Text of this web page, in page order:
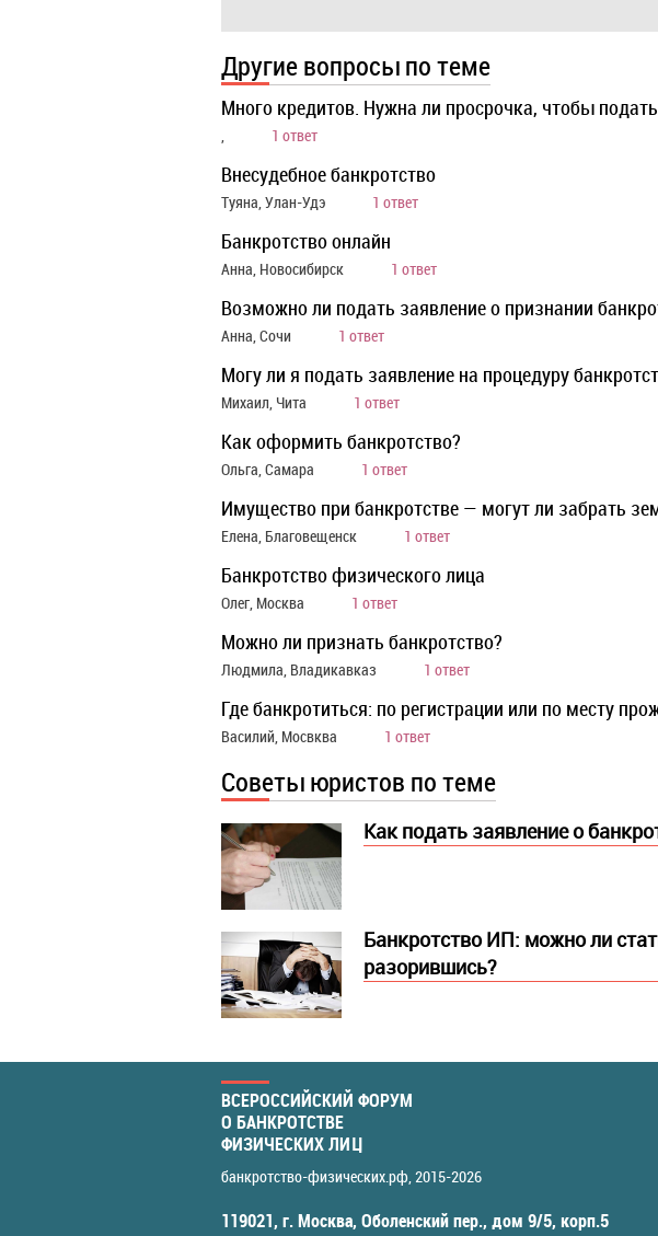
Другие вопросы по теме
Много кредитов. Нужна ли просрочка, чтобы
, 1 ответ
Внесудебное банкротство
Туяна, Улан-Удэ 1 ответ
Банкротство онлайн
Анна, Новосибирск 1 ответ
Возможно ли подать заявление о признании
Анна, Сочи 1 ответ
Могу ли я подать заявление на процедуру
Михаил, Чита 1 ответ
Как оформить банкротство?
Ольга, Самара 1 ответ
Имущество при банкротстве — могут ли забрать
Елена, Благовещенск 1 ответ
Банкротство физического лица
Олег, Москва 1 ответ
Можно ли признать банкротство?
Людмила, Владикавказ 1 ответ
Где банкротиться: по регистрации или по месту
Василий, Мосвква 1 ответ
Советы юристов по теме
Как подать заявление о
Банкротство ИП: можно ли
разорившись?
ВСЕРОССИЙСКИЙ ФОРУМ
О БАНКРОТСТВЕ
ФИЗИЧЕСКИХ ЛИЦ
банкротство-физических.рф, 2015-2026
119021, г. Москва, Оболенский пер., дом 9/5, корп.5